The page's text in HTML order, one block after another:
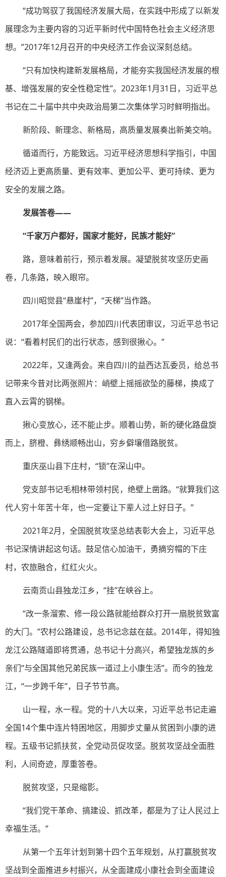
“成功驾驭了我国经济发展大局，在实践中形成了以新发
展理念为主要内容的习近平新时代中国特色社会主义经济思
想。”2017年12月召开的中央经济工作会议深刻总结。
“只有加快构建新发展格局，才能夯实我国经济发展的根
基、增强发展的安全性稳定性”。2023年1月31日，习近平总
书记在二十届中共中央政治局第二次集体学习时鲜明指出。
新阶段、新理念、新格局，高质量发展奏出新美交响。
循道而行，方能致远。习近平经济思想科学指引，中国
经济迈上更高质量、更有效率、更加公平、更可持续、更为
安全的发展之路。
发展答卷——
“千家万户都好，国家才能好，民族才能好”
路，意味着前行，预示着发展。凝望脱贫攻坚历史画
卷，几条路，映入眼帘。
四川昭觉县“悬崖村”，“天梯”当作路。
2017年全国两会，参加四川代表团审议，习近平总书记
说：“看着村民们的出行状态，感到很揪心。”
2022年，又逢两会。来自四川的益西达瓦委员，给总书
记带来今昔对比两张照片：峭壁上摇摇欲坠的藤梯，换成了
直入云霄的钢梯。
揪心变放心，还不能止步。顺着山势，新的硬化路盘旋
而上，脐橙、彝绣顺畅出山，穷乡僻壤借路脱贫。
重庆巫山县下庄村，“锁”在深山中。
党支部书记毛相林带领村民，绝壁上凿路。“就算我们这
代人穷十年苦十年，也一定要让下辈人过上好日子。”
2021年2月，全国脱贫攻坚总结表彰大会上，习近平总
书记深情讲起这句话。鼓足信心加油干，勇摘穷帽的下庄
村，农旅融合，红红火火。
云南贡山县独龙江乡，“挂”在峡谷上。
“改一条溜索、修一段公路就能给群众打开一扇脱贫致富
的大门。”农村公路建设，总书记念兹在兹。2014年，得知独
龙江公路隧道即将贯通，总书记十分高兴，希望独龙族的乡
亲们“与全国其他兄弟民族一道过上小康生活”。而今的独龙
江，“一步跨千年”，日子节节高。
山一程，水一程。党的十八大以来，习近平总书记走遍
全国14个集中连片特困地区，用脚步丈量从贫困到小康的进
程。五级书记抓扶贫，全党动员促攻坚。脱贫攻坚战全面胜
利，人间奇迹，厚重答卷。
脱贫攻坚，只是缩影。
“我们党干革命、搞建设、抓改革，都是为了让人民过上
幸福生活。”
从第一个五年计划到第十四个五年规划，从打赢脱贫攻
坚战到全面推进乡村振兴，从全面建成小康社会到全面建设